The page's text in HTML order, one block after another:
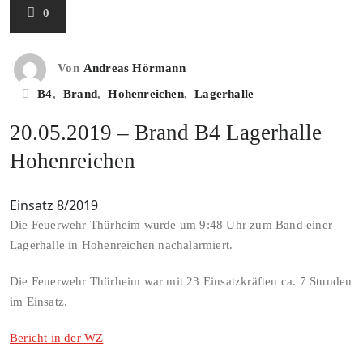
0
Von Andreas Hörmann
B4, Brand, Hohenreichen, Lagerhalle
20.05.2019 – Brand B4 Lagerhalle
Hohenreichen
Einsatz 8/2019
Die Feuerwehr Thürheim wurde um 9:48 Uhr zum Band einer
Lagerhalle in Hohenreichen nachalarmiert.
Die Feuerwehr Thürheim war mit 23 Einsatzkräften ca. 7 Stunden
im Einsatz.
Bericht in der WZ